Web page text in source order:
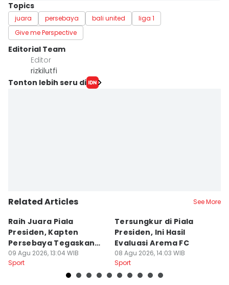
Topics
juara persebaya bali united
liga 1
Give me Perspective
Editorial Team
Editor
rizkilutfi
Tonton lebih seru di
Related Articles See More
Raih Juara Piala
Presiden, Kapten
Persebaya Tegaskan
Punya Misi Besar
09 Agu 2026, 13:04 WIB
Sport
Tersungkur di Piala
Presiden, Ini Hasil
Evaluasi Arema FC
08 Agu 2026, 14:03 WIB
Sport